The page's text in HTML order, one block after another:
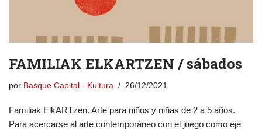
FAMILIAK ELKARTZEN / sábados
por Basque Capital - Kultura 26/12/2021
Familiak ElkARTzen. Arte para niños y niñas de 2 a 5 años.
Para acercarse al arte contemporáneo con el juego como eje